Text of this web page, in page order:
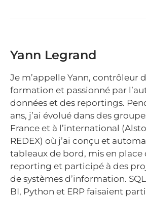
Yann Legrand
Je m’appelle Yann, contrôleur
formation et passionné par
données et des reportings.
ans, j’ai évolué dans des
France et à l’international
REDEX) où j’ai conçu et
tableaux de bord, mis en place
reporting et participé à des
de systèmes d’information.
BI, Python et ERP faisaient